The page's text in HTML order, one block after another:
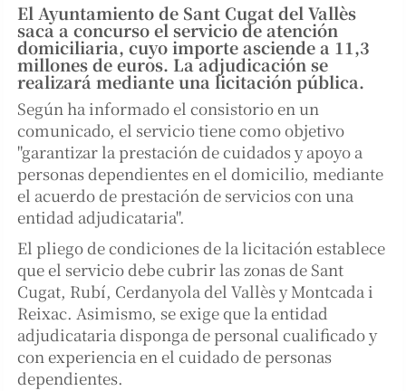
El Ayuntamiento de Sant Cugat del Vallès
saca a concurso el servicio de atención
domiciliaria, cuyo importe asciende a 11,3
millones de euros. La adjudicación se
realizará mediante una licitación pública.
Según ha informado el consistorio en un
comunicado, el servicio tiene como objetivo
"garantizar la prestación de cuidados y apoyo a
personas dependientes en el domicilio, mediante
el acuerdo de prestación de servicios con una
entidad adjudicataria".
El pliego de condiciones de la licitación establece
que el servicio debe cubrir las zonas de Sant
Cugat, Rubí, Cerdanyola del Vallès y Montcada i
Reixac. Asimismo, se exige que la entidad
adjudicataria disponga de personal cualificado y
con experiencia en el cuidado de personas
dependientes.